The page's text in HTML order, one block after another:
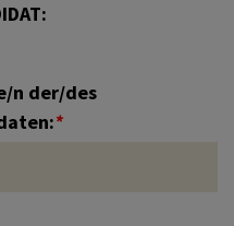
und
n der/des
*